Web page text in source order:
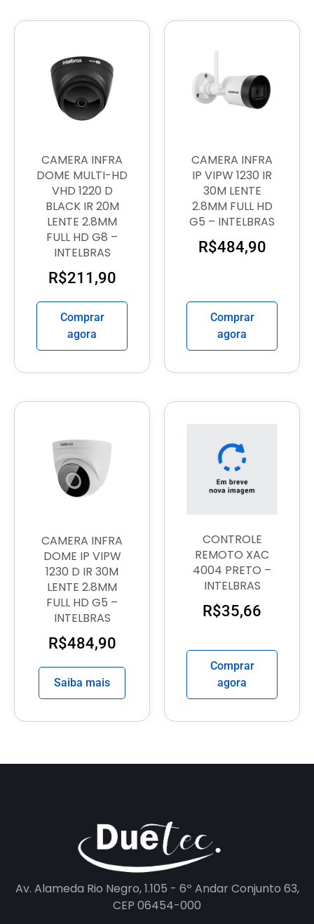
CAMERA INFRA
DOME MULTI-HD
VHD 1220 D
BLACK IR 20M
LENTE 2.8MM
FULL HD G8 –
INTELBRAS
R$211,90
Comprar
agora
CAMERA INFRA
IP VIPW 1230 IR
30M LENTE
2.8MM FULL HD
G5 – INTELBRAS
R$484,90
Comprar
agora
CAMERA INFRA
DOME IP VIPW
1230 D IR 30M
LENTE 2.8MM
FULL HD G5 –
INTELBRAS
R$484,90
Saiba mais
CONTROLE
REMOTO XAC
4004 PRETO –
INTELBRAS
R$35,66
Comprar
agora
Av. Alameda Rio Negro, 1.105 - 6º Andar Conjunto 63,
CEP 06454-000